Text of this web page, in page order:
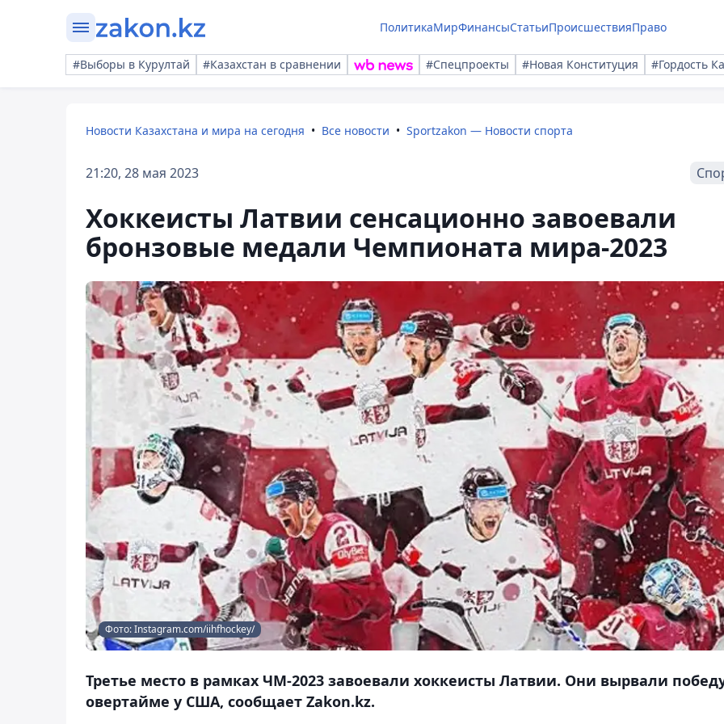
ПолитикаМирФинансыСтатьиПроисшествияПраво
#Выборы в Курултай #Казахстан в сравнении #Спецпроекты #Новая Конституция #Гордость
Новости Казахстана и мира на сегодня Все новости Sportzakon — Новости спорта
21:20, 28 мая 2023
Хоккеисты Латвии сенсационно завоевали
бронзовые медали Чемпионата мира-2023
Фото: Instagram.com/iihfhockey/
Третье место в рамках ЧМ-2023 завоевали хоккеисты Латвии. Они вырвали
овертайме у США, сообщает Zakon.kz.